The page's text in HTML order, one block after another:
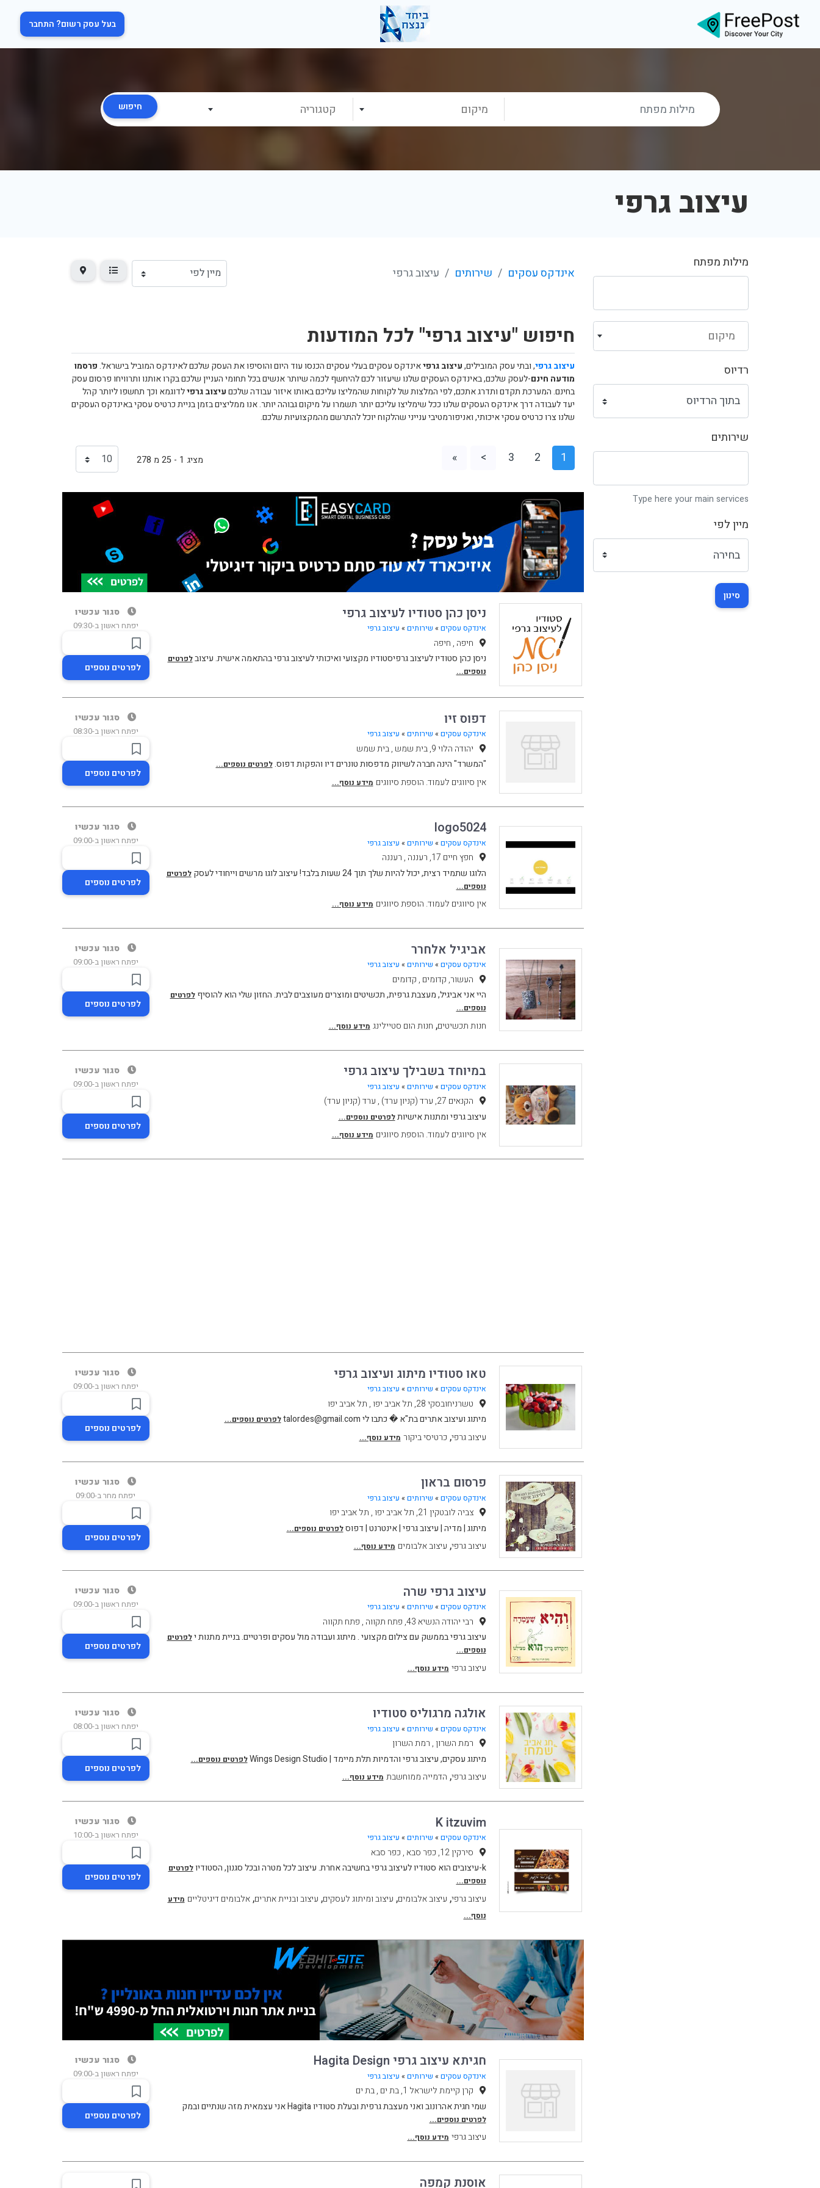
בעל עסק רשום? התחבר
מיקום קטגוריה חיפוש
עיצוב גרפי
מילות מפתח
מיקום
רדיוס
שירותים
Type here your main services
מיין לפי
סינון
אינדקס עסקים שירותים עיצוב גרפי
חיפוש "עיצוב גרפי" לכל המודעות
עיצוב גרפי, ובתי עסק המובילים,עיצוב גרפיאינדקס עסקים בעלי עסקים הכנסו עוד היום והוסיפו את העסק שלכם לאינדקס המוביל בישראל.פרסמו
מודעה חינם-לעסק שלכם, באינדקס העסקים שלנו שיעזור לכם להיחשף לכמה שיותר אנשים בכל תחומי העניין שלכם בקרו אותנו ותרוויחו פרסום עסק
בחינם. המערכת תקדם ותדרג אתכם, לפי המלצות של לקוחות שהמליצו עליכם באותו איזור עבודה שלכםעיצוב גרפילדוגמא וכך תחשפו ליותר קהל
יעד לעבודה דרך אינדקס העסקים שלנו ככל שימליצו עליכם יותר תשמרו על מיקום גבוהה יותר. אנו ממליצים בזמן בניית כרטיס עסקי באינדקס העסקים
שלנו צרו כרטיס עסקי איכותי, ואניפורמטיבי ענייני שהלקוח יוכל להתרשם מהמקצועיות שלכם.
1
2
3
>
» מציג 1 - 25 מ 278
ניסן כהן סטודיו לעיצוב גרפי
אינדקס עסקים » שירותים » עיצוב גרפי
חיפה , חיפה
ניסן כהן סטודיו לעיצוב גרפיסטודיו מקצועי ואיכותי לעיצוב גרפי בהתאמה אישית. עיצובלפרטים
נוספים...
סגור עכשיו
יפתח ראשון ב-09:30
לפרטים נוספים
דפוס זיו
אינדקס עסקים » שירותים » עיצוב גרפי
יהודה הלוי 9, בית שמש , בית שמש
"המשרד" הינה חברה לשיווק מדפסות טונרים דיו והפקות דפוס.לפרטים נוספים...
אין סיווגים לעמוד. הוספת סיווגים מידע נוסף...
סגור עכשיו
יפתח ראשון ב-08:30
לפרטים נוספים
logo5024
אינדקס עסקים » שירותים » עיצוב גרפי
חפץ חיים 17, רעננה , רעננה
הלוגו שתמיד רצית, יכול להיות שלך תוך 24 שעות בלבד! עיצוב לוגו מרשים וייחודי לעסק
לפרטים
נוספים...
אין סיווגים לעמוד. הוספת סיווגים מידע נוסף...
סגור עכשיו
יפתח ראשון ב-09:00
לפרטים נוספים
אביגיל אלחרר
אינדקס עסקים » שירותים » עיצוב גרפי
העשור, קדומים , קדומים
היי אני אביגיל, מעצבת גרפית, תכשיטים ומוצרים מעוצבים לבית. החזון שלי הוא להוסיףלפרטים
נוספים...
חנות תכשיטים, חנות הום סטיילינג מידע נוסף...
סגור עכשיו
יפתח ראשון ב-09:00
לפרטים נוספים
במיוחד בשבילך עיצוב גרפי
אינדקס עסקים » שירותים » עיצוב גרפי
הקנאים 27, ערד (קניון ערד) , ערד (קניון ערד)
עיצוב גרפי ומתנות אישיותלפרטים נוספים...
אין סיווגים לעמוד. הוספת סיווגים מידע נוסף...
סגור עכשיו
יפתח ראשון ב-09:00
לפרטים נוספים
טאו סטודיו מיתוג ועיצוב גרפי
אינדקס עסקים » שירותים » עיצוב גרפי
טשרניחובסקי 28, תל אביב יפו , תל אביב יפו
מיתוג ועיצוב אתרים בת"א � כתבו לי talordes@gmail.com
לפרטים נוספים...
עיצוב גרפי, כרטיסי ביקור מידע נוסף...
סגור עכשיו
יפתח ראשון ב-09:00
לפרטים נוספים
פרסום בראון
אינדקס עסקים » שירותים » עיצוב גרפי
צביה לובטקין 21, תל אביב יפו , תל אביב יפו
מיתוג | מדיה | עיצוב גרפי | אינטרנט | דפוסלפרטים נוספים...
עיצוב גרפי, עיצוב אלבומים מידע נוסף...
סגור עכשיו
יפתח מחר ב-09:00
לפרטים נוספים
עיצוב גרפי שרה
אינדקס עסקים » שירותים » עיצוב גרפי
רבי יהודה הנשיא 43, פתח תקווה , פתח תקווה
עיצוב גרפי בממשק עם צילום מקצועי . מיתוג ועבודה מול עסקים ופרטיים. בניית מתנות ילפרטים
נוספים...
עיצוב גרפי מידע נוסף...
סגור עכשיו
יפתח ראשון ב-09:00
לפרטים נוספים
אולגה מרגוליס סטודיו
אינדקס עסקים » שירותים » עיצוב גרפי
רמת השרון , רמת השרון
מיתוג עסקים, עיצוב גרפי והדמיות תלת מיימד | Wings Design Studio
לפרטים נוספים...
עיצוב גרפי, הדמייה ממוחשבת מידע נוסף...
סגור עכשיו
יפתח ראשון ב-08:00
לפרטים נוספים
K itzuvim
אינדקס עסקים » שירותים » עיצוב גרפי
סירקין 12, כפר סבא , כפר סבא
k-עיצובים הוא סטודיו לעיצוב גרפי בחשיבה אחרת. עיצוב לכל מטרה ובכל סגנון, הסטודיו
לפרטים
נוספים...
עיצוב גרפי, עיצוב אלבומים, עיצוב ומיתוג לעסקים, עיצוב ובניית אתרים,אלבומים דיגיטליים מידע
נוסף...
סגור עכשיו
יפתח ראשון ב-10:00
לפרטים נוספים
חגיתא עיצוב גרפי Hagita Design
אינדקס עסקים » שירותים » עיצוב גרפי
קרן קיימת לישראל 1, בת ים , בת ים
שמי חגית אהרונוב ואני מעצבת גרפית ובעלת סטודיו Hagita אני עצמאית מזה שנתיים ובמק
לפרטים נוספים...
עיצוב גרפי מידע נוסף...
סגור עכשיו
יפתח ראשון ב-09:00
לפרטים נוספים
אוסנת קמפה